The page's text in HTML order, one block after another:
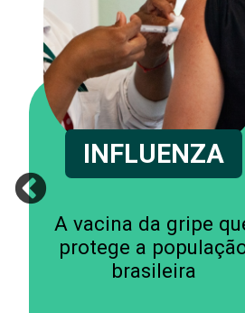
INFLUENZA
A vacina da gripe
protege a
brasileira